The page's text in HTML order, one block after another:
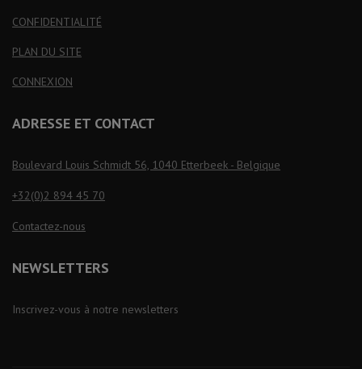
CONFIDENTIALITÉ
PLAN DU SITE
CONNEXION
ADRESSE ET CONTACT
Boulevard Louis Schmidt 56, 1040 Etterbeek - Belgique
+32(0)2 894 45 70
Contactez-nous
NEWSLETTERS
Inscrivez-vous à notre newsletters